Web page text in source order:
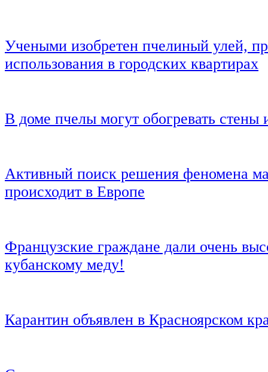
Учеными изобретен пчелиный улей,
использования в городских квартирах
В доме пчелы могут обогревать стены
Активный поиск решения феномена
происходит в Европе
Французские граждане дали очень
кубанскому меду!
Карантин объявлен в Красноярском